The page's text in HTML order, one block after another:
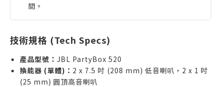
間。
技術規格 (Tech Specs)
產品型號： JBL PartyBox 520
換能器 (單體)： 2 x 7.5 吋 (208 mm) 低音喇叭，2 x 1 吋
(25 mm) 圓頂高音喇叭